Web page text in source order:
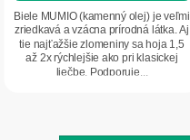
z
5
hviezdičiek.
Biele MUMIO (kamenný olej) je veľmi
zriedkavá a vzácna prírodná látka. Aj
tie najťažšie zlomeniny sa hoja 1,5
až 2x rýchlejšie ako pri klasickej
liečbe. Podporuje...